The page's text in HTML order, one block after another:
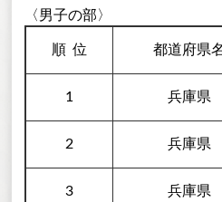
〈男子の部〉
順 位 都道府県
1 兵庫県
2 兵庫県
3 兵庫県